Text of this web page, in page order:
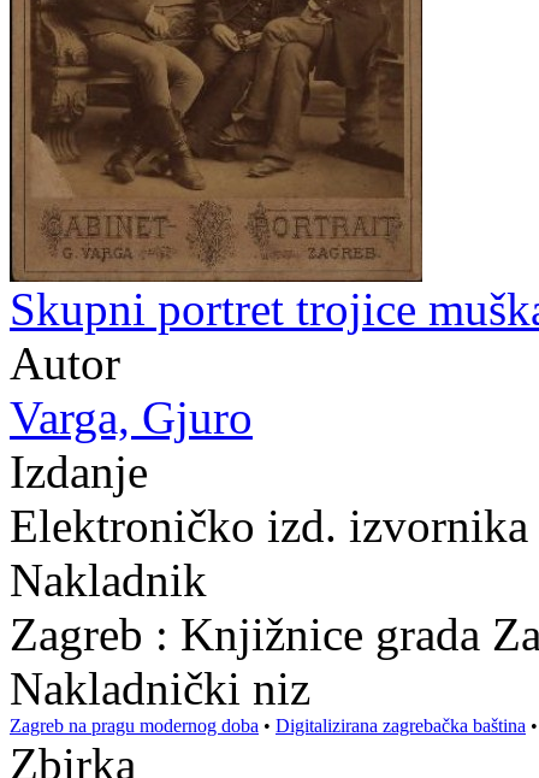
Skupni portret trojice
Autor
Varga, Gjuro
Izdanje
Elektroničko izd. izvornika
Nakladnik
Zagreb : Knjižnice grada
Nakladnički niz
Zagreb na pragu modernog doba • Digitalizirana zagrebačka baština
Zbirka